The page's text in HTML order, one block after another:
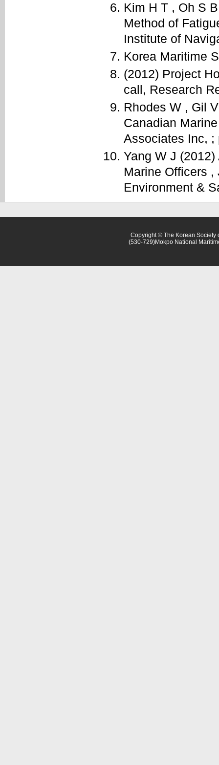
Kim H T , Oh S
Method of
Institute of
Korea Maritime
(2012) Project
call, Research
Rhodes W , Gil
Canadian
Associates Inc, ;
Yang W J
Marine Officers
Environment &
Copyright © The Korean Society
(530-729)Mokpo National